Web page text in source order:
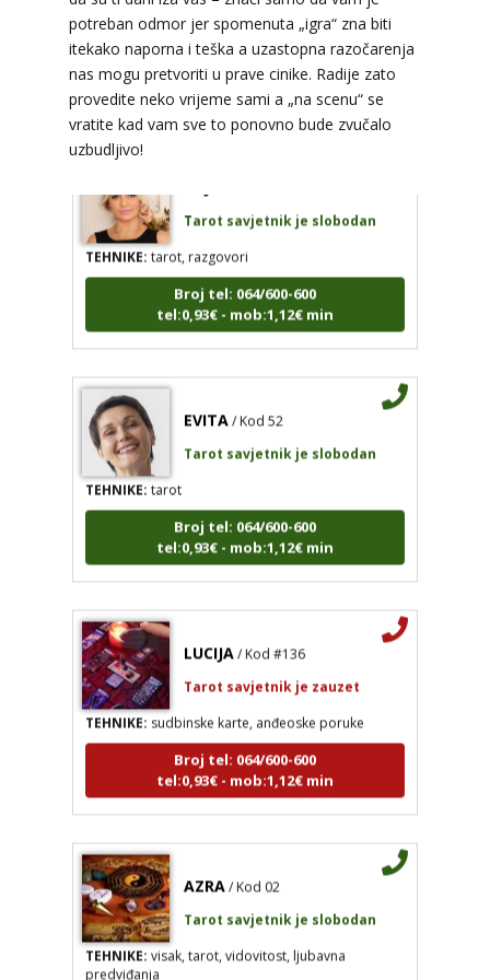
potreban odmor jer spomenuta „igra“ zna biti
itekako naporna i teška a uzastopna razočarenja
nas mogu pretvoriti u prave cinike. Radije zato
provedite neko vrijeme sami a „na scenu“ se
vratite kad vam sve to ponovno bude zvučalo
uzbudljivo!
predviđanja
Broj tel: 064/600-600
tel:0,93€ - mob:1,12€ min
Tarot savjetnik je slobodan
TEHNIKE:tarot, razgovori
Broj tel: 064/600-600
tel:0,93€ - mob:1,12€ min
EVITA / Kod 52
Tarot savjetnik je slobodan
TEHNIKE:tarot
Broj tel: 064/600-600
tel:0,93€ - mob:1,12€ min
LUCIJA / Kod #136
Tarot savjetnik je zauzet
TEHNIKE:sudbinske karte, anđeoske poruke
Broj tel: 064/600-600
tel:0,93€ - mob:1,12€ min
AZRA / Kod 02
Tarot savjetnik je slobodan
TEHNIKE:visak, tarot, vidovitost, ljubavna
predviđanja
LUCIJA/ Kod #136
Tarot savjetnik je zauzet
TEHNIKE:sudbinske karte, anđeoske poruke